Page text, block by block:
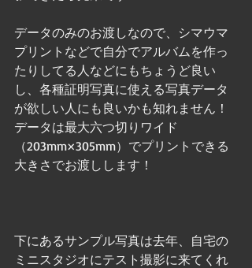
データのみのお渡しなので、シマウマ
プリントなどで自分でアルバムを作っ
たりしてる人などにもちょうど良い
し、各種証明写真に使える写真データ
が欲しい人にも良いかも知れません！
データは最大六つ切りワイド
（203mm×305mm）でプリントできる
大きさでお渡しします！
下にあるサンプル写真は去年、自宅の
ミニスタジオにテスト撮影に来てくれ